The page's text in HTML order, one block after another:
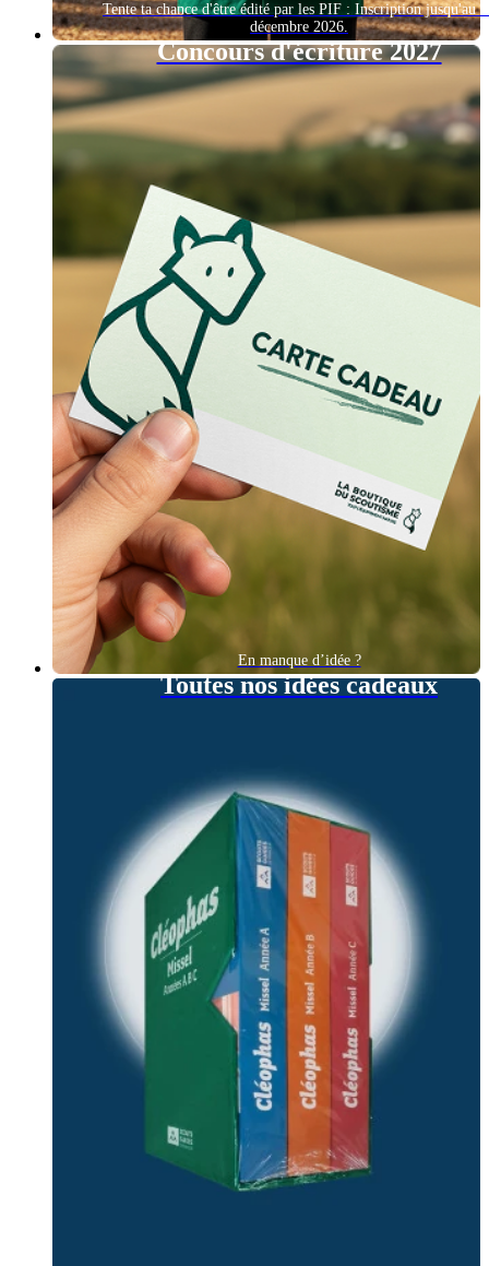
Tente ta chance d'être édité par les PIF : Inscription jusqu'au
décembre 2026.
Concours d'écriture 2027
En manque d’idée ?
Toutes nos idées cadeaux